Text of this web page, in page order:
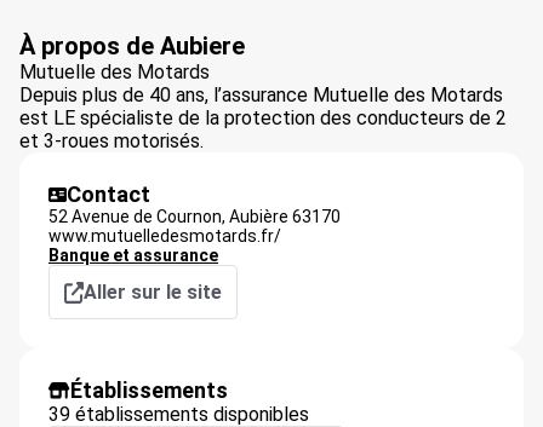
À propos de Aubiere
Mutuelle des Motards
Depuis plus de 40 ans, l’assurance Mutuelle des Motards
est LE spécialiste de la protection des conducteurs de 2
et 3-roues motorisés.
Contact
52 Avenue de Cournon, Aubière 63170
www.mutuelledesmotards.fr/
Banque et assurance
Aller sur le site
Établissements
39 établissements disponibles